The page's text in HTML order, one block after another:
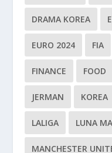
DRAMA KOREA
EURO 2024 FIA
FINANCE FOOD
JERMAN KOREA
LALIGA LUNA
MANCHESTER